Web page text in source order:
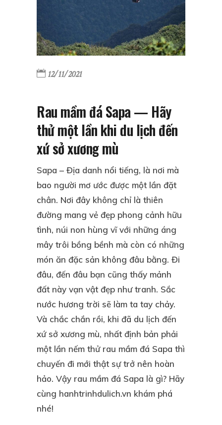
12/11/2021
Rau mầm đá Sapa — Hãy
thử một lần khi du lịch đến
xứ sở xương mù
Sapa – Địa danh nổi tiếng, là nơi mà
bao người mơ ước được một lần đặt
chân. Nơi đây không chỉ là thiên
đường mang vẻ đẹp phong cảnh hữu
tình, núi non hùng vĩ với những áng
mây trôi bồng bềnh mà còn có những
món ăn đặc sản không đâu bằng. Đi
đâu, đến đâu bạn cũng thấy mảnh
đất này vạn vật đẹp như tranh. Sắc
nước hương trời sẽ làm ta tay chảy.
Và chắc chắn rồi, khi đã du lịch đến
xứ sở xương mù, nhất định bản phải
một lần nếm thử rau mầm đá Sapa thì
chuyến đi mới thật sự trở nên hoàn
hảo. Vậy rau mầm đá Sapa là gì? Hãy
cùng hanhtrinhdulich.vn khám phá
nhé!